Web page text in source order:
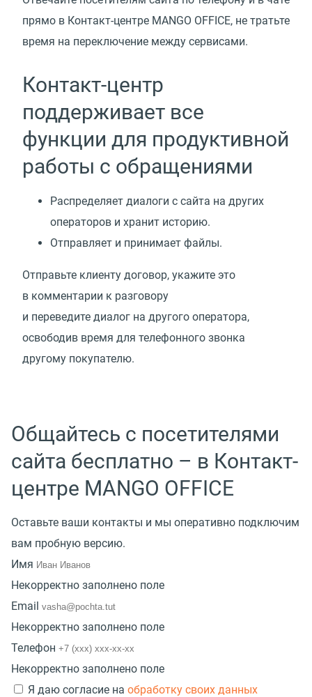
прямо в Контакт-центре MANGO OFFICE, не тратьте
время на переключение между сервисами.
Контакт-центр
поддерживает все
функции для продуктивной
работы с обращениями
Распределяет диалоги с сайта на других
операторов и хранит историю.
Отправляет и принимает файлы.
Отправьте клиенту договор, укажите это
в комментарии к разговору
и переведите диалог на другого оператора,
освободив время для телефонного звонка
другому покупателю.
Общайтесь с посетителями
сайта бесплатно – в Контакт-
центре MANGO OFFICE
Оставьте ваши контакты и мы оперативно подключим
вам пробную версию.
Имя
Некорректно заполнено поле
Email
Некорректно заполнено поле
Телефон
Некорректно заполнено поле
Я даю согласие на обработку своих данных